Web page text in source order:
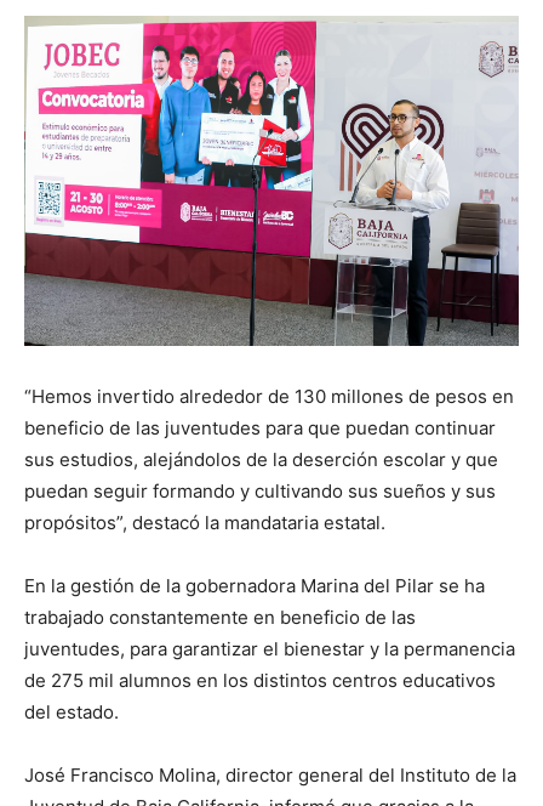
“Hemos invertido alrededor de 130 millones de pesos en
beneficio de las juventudes para que puedan continuar
sus estudios, alejándolos de la deserción escolar y que
puedan seguir formando y cultivando sus sueños y sus
propósitos”, destacó la mandataria estatal.
En la gestión de la gobernadora Marina del Pilar se ha
trabajado constantemente en beneficio de las
juventudes, para garantizar el bienestar y la permanencia
de 275 mil alumnos en los distintos centros educativos
del estado.
José Francisco Molina, director general del Instituto de la